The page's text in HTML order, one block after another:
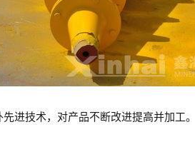
进技术，对产品不断改进提高并加工。